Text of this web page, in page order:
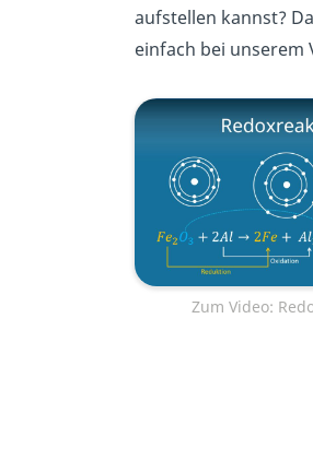
aufstellen kannst?
einfach bei unserem
Zum Video: